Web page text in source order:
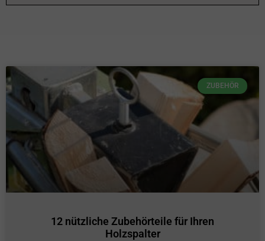
ZUBEHÖR
12 nützliche Zubehörteile für Ihren
Holzspalter